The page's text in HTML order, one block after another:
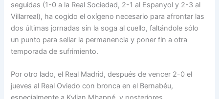
seguidas (1-0 a la Real Sociedad, 2-1 al Espanyol y 2-3 al
Villarreal), ha cogido el oxígeno necesario para afrontar las
dos últimas jornadas sin la soga al cuello, faltándole sólo
un punto para sellar la permanencia y poner fin a otra
temporada de sufrimiento.
Por otro lado, el Real Madrid, después de vencer 2-0 el
jueves al Real Oviedo con bronca en el Bernabéu,